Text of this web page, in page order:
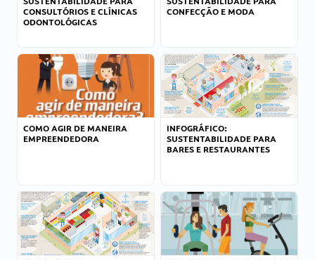
CONSULTÓRIOS E CLÍNICAS
ODONTOLÓGICAS
CONFECÇÃO E MODA
COMO AGIR DE MANEIRA
EMPREENDEDORA
INFOGRÁFICO:
SUSTENTABILIDADE PARA
BARES E RESTAURANTES